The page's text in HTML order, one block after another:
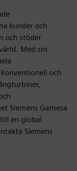
kunder och
och stöder
Med sin
och
Siemens Gamesa
en global
Siemens